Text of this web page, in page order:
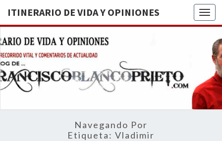
ITINERARIO DE VIDA Y OPINIONES
DE
BREVE
RECORRIDO
VITAL Y
ACTUALIDAD
Navegando Por
Etiqueta: Vladimir